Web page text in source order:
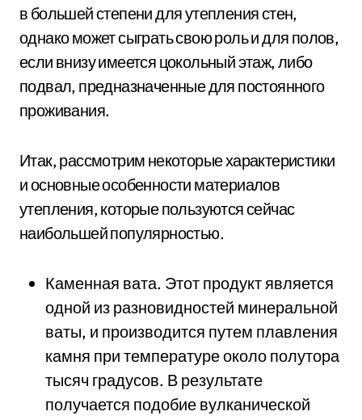
в большей степени для утепления стен,
однако может сыграть свою роль и для полов,
если внизу имеется цокольный этаж, либо
подвал, предназначенные для постоянного
проживания.
Итак, рассмотрим некоторые характеристики
и основные особенности материалов
утепления, которые пользуются сейчас
наибольшей популярностью.
Каменная вата. Этот продукт является
одной из разновидностей минеральной
ваты, и производится путем плавления
камня при температуре около полутора
тысяч градусов. В результате
получается подобие вулканической